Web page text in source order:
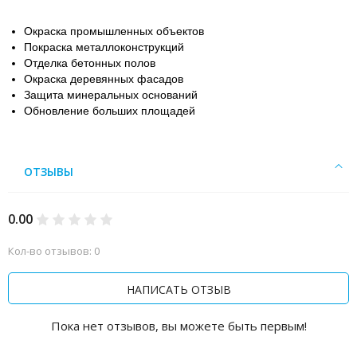
Окраска промышленных объектов
Покраска металлоконструкций
Отделка бетонных полов
Окраска деревянных фасадов
Защита минеральных оснований
Обновление больших площадей
ОТЗЫВЫ
0.00
Кол-во отзывов: 0
НАПИСАТЬ ОТЗЫВ
Пока нет отзывов, вы можете быть первым!